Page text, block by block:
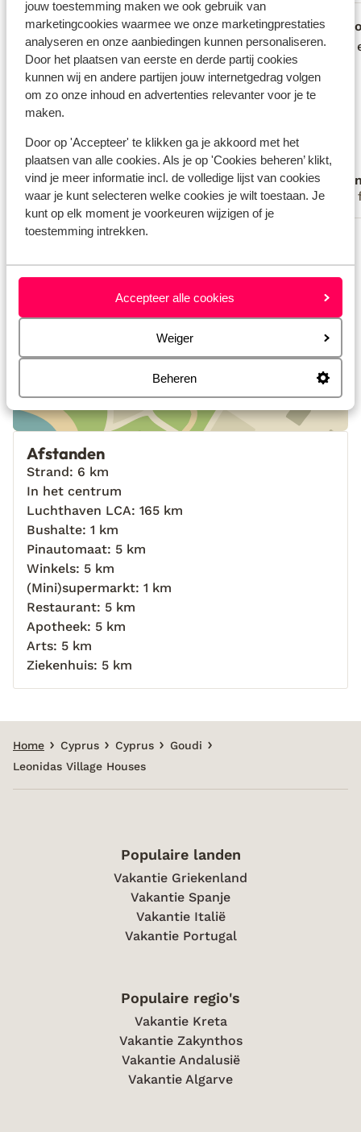
jouw toestemming maken we ook gebruik van
marketingcookies waarmee we onze marketingprestaties
analyseren en onze aanbiedingen kunnen personaliseren.
Door het plaatsen van eerste en derde partij cookies
kunnen wij en andere partijen jouw internetgedrag volgen
om zo onze inhoud en advertenties relevanter voor je te
maken.
Door op 'Accepteer' te klikken ga je akkoord met het
plaatsen van alle cookies. Als je op 'Cookies beheren’ klikt,
vind je meer informatie incl. de volledige lijst van cookies
waar je kunt selecteren welke cookies je wilt toestaan. Je
kunt op elk moment je voorkeuren wijzigen of je
toestemming intrekken.
Accepteer alle cookies
Weiger
Beheren
7.6 Goed
2 weken geleden
Het verblijf was fijn.! Een dagje blijven bij
de villa was leuk en de omgeving is goed
af te reizen. We hebben veel leuke dingen
gezien. We hadden de 3-persoonsvilla.
bedbank was niet te beslapen. We
hebben een luchtbed en pomp gekocht,
zodat we allemaal konden slapen. Dat
was echt niet fijn. Verder is Malika super
vriendelijk en behulpzaam. We hadden
veel Nederlandse en Belgische buren.
waarop de villa ligt is behoorlijk steil,
maar na de eerste keer went het wel om
hem te berijden.
Het verblijf was fijn.! Een dagje blijven bij
de villa was leuk en de omgeving is goed
af te reizen. We hebben veel leuke dingen
gezien. We hadden de 3-persoonsvilla.
bedbank was niet te beslapen. We
hebben een luchtbe...meer
Anoniem
Alleenstaande ouder
7.7
Mooie
Mooie
Bekijk alle 34 ervaringen
Locatie
Bekijk op kaart
Afstanden
Strand: 6 km
In het centrum
Luchthaven LCA: 165 km
Bushalte: 1 km
Pinautomaat: 5 km
Winkels: 5 km
(Mini)supermarkt: 1 km
Restaurant: 5 km
Apotheek: 5 km
Arts: 5 km
Ziekenhuis: 5 km
Home Cyprus Cyprus
Goudi
Leonidas Village Houses
Populaire landen
Vakantie Griekenland
Vakantie Spanje
Vakantie Italië
Vakantie Portugal
Populaire regio's
Vakantie Kreta
Vakantie Zakynthos
Vakantie Andalusië
Vakantie Algarve